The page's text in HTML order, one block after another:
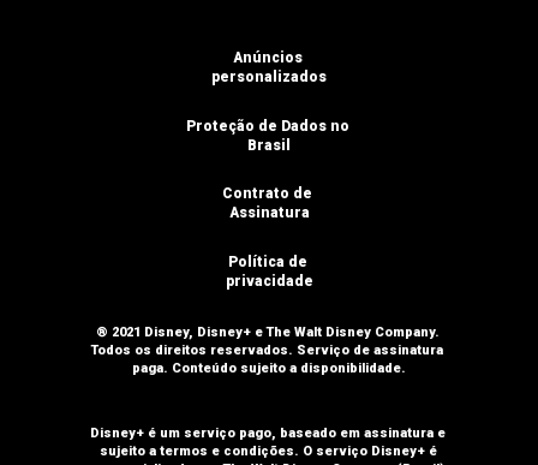
Contrato de
Assinatura
Política de
privacidade
Proteção de Dados no
Brasil
Anúncios
personalizados
® 2021 Disney, Disney+ e The Walt Disney Company.
Todos os direitos reservados. Serviço de assinatura
paga. Conteúdo sujeito a disponibilidade.
Disney+ é um serviço pago, baseado em assinatura e
sujeito a termos e condições. O serviço Disney+ é